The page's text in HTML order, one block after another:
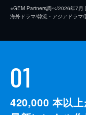
※GEM Partners調べ/2026年7⽉
海外ドラマ/韓流・アジアドラマ/
01
420,000 本以上